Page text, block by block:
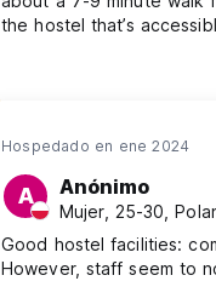
the hostel that’s
Hospedado en ene 2024
A Anónimo
Mujer, 25-30,
Good hostel facilities:
However, staff seem to